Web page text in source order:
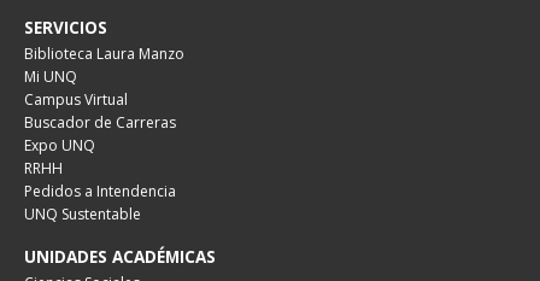
SERVICIOS
Biblioteca Laura Manzo
Mi UNQ
Campus Virtual
Buscador de Carreras
Expo UNQ
RRHH
Pedidos a Intendencia
UNQ Sustentable
UNIDADES ACADÉMICAS